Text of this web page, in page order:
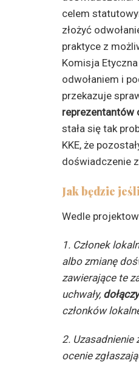
celem
złożyć
praktyce z
Komisja
odwołaniem i
przekazuje
reprezentantów
stała się tak
KKE, że
doświadczenie
Jak będzie
Wedle
1. Członek
albo zmianę
zawierające te
uchwały,
członków
2.
ocenie